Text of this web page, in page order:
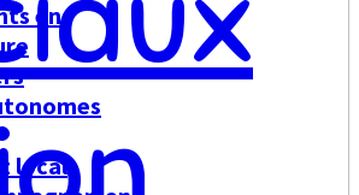
en
local